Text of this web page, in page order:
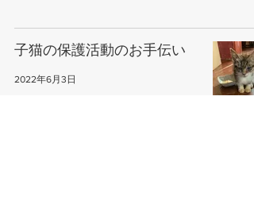
子猫の保護活動のお手伝い
2022年6月3日